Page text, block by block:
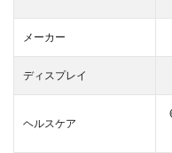
メーカー
ディスプレイ
ヘルスケア